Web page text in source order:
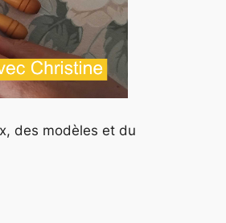
des modèles et du